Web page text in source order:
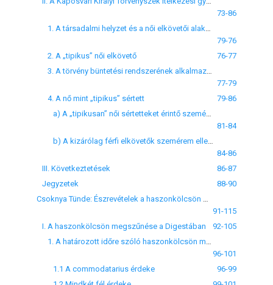
73-86
79-76
2. A „tipikus” női elkövető
76-77
77-79
4. A nő mint „tipikus” sértett
79-86
81-84
84-86
III. Következtetések
86-87
Jegyzetek
88-90
91-115
I. A haszonkölcsön megszűnése a Digestában
92-105
96-101
1.1 A commodatarius érdeke
96-99